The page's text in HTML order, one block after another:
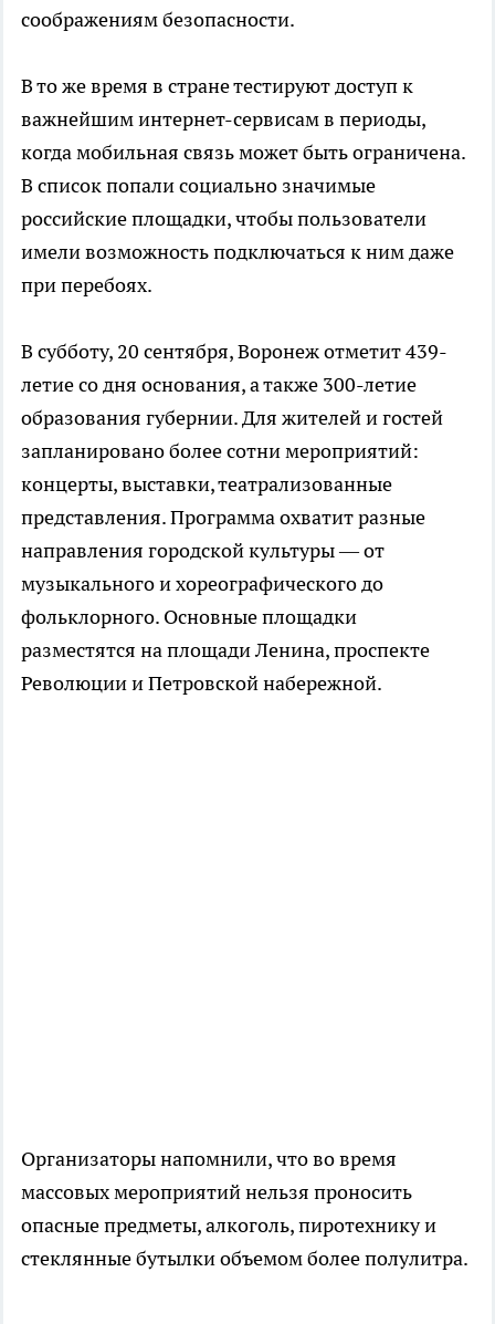
соображениям безопасности.
В то же время в стране тестируют доступ к
важнейшим интернет-сервисам в периоды,
когда мобильная связь может быть ограничена.
В список попали социально значимые
российские площадки, чтобы пользователи
имели возможность подключаться к ним даже
при перебоях.
В субботу, 20 сентября, Воронеж отметит 439-
летие со дня основания, а также 300-летие
образования губернии. Для жителей и гостей
запланировано более сотни мероприятий:
концерты, выставки, театрализованные
представления. Программа охватит разные
направления городской культуры — от
музыкального и хореографического до
фольклорного. Основные площадки
разместятся на площади Ленина, проспекте
Революции и Петровской набережной.
Организаторы напомнили, что во время
массовых мероприятий нельзя проносить
опасные предметы, алкоголь, пиротехнику и
стеклянные бутылки объемом более полулитра.